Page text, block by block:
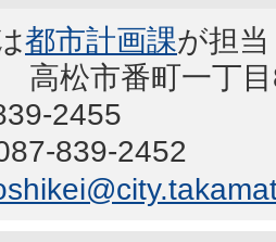
都市計画課が担
高松市番町一丁
2455
839-2452